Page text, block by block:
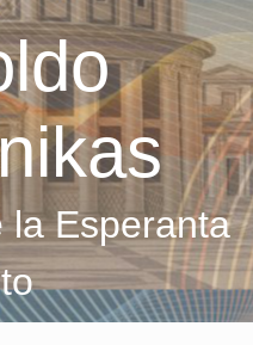
la Esperanta